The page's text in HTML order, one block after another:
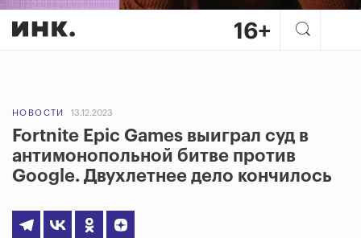
НОВОСТИ 13.12.2023
Fortnite Epic Games выиграл суд в
антимонопольной битве против
Google. Двухлетнее дело кончилось